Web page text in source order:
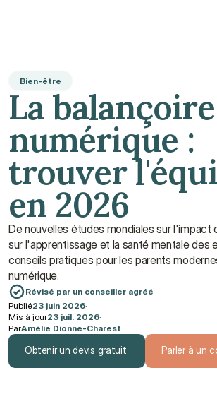
Bien-être
La balançoire
numérique :
trouver
en 2026
De nouvelles études mondiales sur l'impact
sur l'apprentissage et la santé mentale des
conseils pratiques pour les parents
numérique.
Révisé par un conseiller agréé
Publié23 juin 2026·
Mis à jour23 juil. 2026·
ParAmélie Dionne-Charest
Obtenir un devis gratuit Parler à un